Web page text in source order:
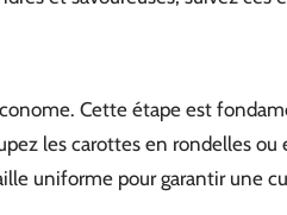
Cette étape est
les carottes en rondelles
uniforme pour garantir une